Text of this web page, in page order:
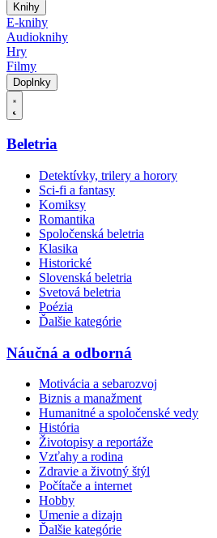
Knihy
E-knihy
Audioknihy
Hry
Filmy
Doplnky
Beletria
Detektívky, trilery a horory
Sci-fi a fantasy
Komiksy
Romantika
Spoločenská beletria
Klasika
Historické
Slovenská beletria
Svetová beletria
Poézia
Ďalšie kategórie
Náučná a odborná
Motivácia a sebarozvoj
Biznis a manažment
Humanitné a spoločenské vedy
História
Životopisy a reportáže
Vzťahy a rodina
Zdravie a životný štýl
Počítače a internet
Hobby
Umenie a dizajn
Ďalšie kategórie